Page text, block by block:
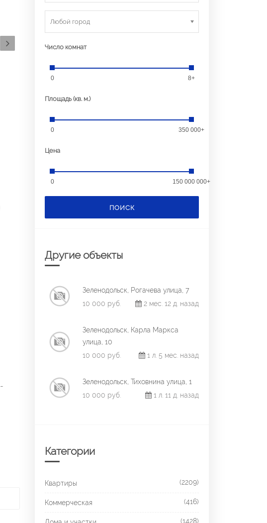
Любой город
Число комнат
0 8+
Площадь (кв. м.)
0 350 000+
Цена
0 150 000 000+
ПОИСК
Другие объекты
Зеленодольск, Рогачева улица, 7
10 000 руб.
2 мес. 12 д. назад
Зеленодольск, Карла Маркса
улица, 10
10 000 руб.
1 л. 5 мес. назад
Зеленодольск, Тиховнина улица, 1
10 000 руб.
1 л. 11 д. назад
Категории
Квартиры (2209)
Коммерческая (416)
(1428)